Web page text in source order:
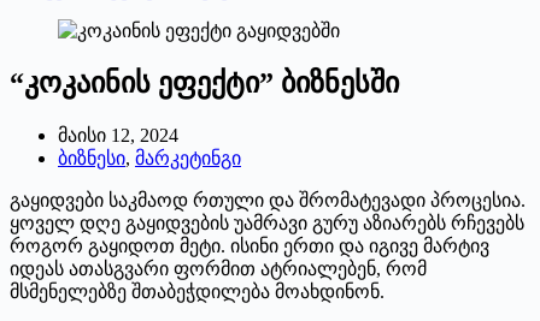
“კოკაინის ეფექტი” ბიზნესში
მაისი 12, 2024
ბიზნესი, მარკეტინგი
გაყიდვები საკმაოდ რთული და შრომატევადი პროცესია.
ყოველ დღე გაყიდვების უამრავი გურუ აზიარებს რჩევებს
როგორ გაყიდოთ მეტი. ისინი ერთი და იგივე მარტივ
იდეას ათასგვარი ფორმით ატრიალებენ, რომ
მსმენელებზე შთაბეჭდილება მოახდინონ.